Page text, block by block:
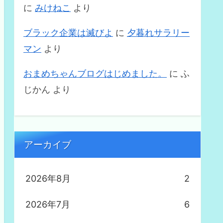
に みけねこ より
ブラック企業は滅びよ に 夕暮れサラリー
マン より
おまめちゃんブログはじめました。 に ふ
じかん より
アーカイブ
2026年8月 2
2026年7月 6